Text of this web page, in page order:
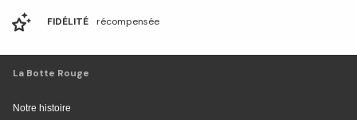
FIDÉLITÉ récompensée
La Botte Rouge
Notre histoire